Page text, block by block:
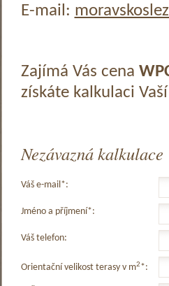
E-mail:
Zajímá Vás cena
získáte kalkulaci Vaší
Nezávazná kalkulace
Váš e-mail*:
Jméno a příjmení*:
Váš telefon:
Orientační velikost terasy v m2*: